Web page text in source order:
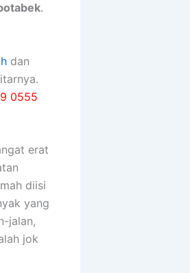
.
dan
0555
erat
diisi
уаng
jalan,
jok